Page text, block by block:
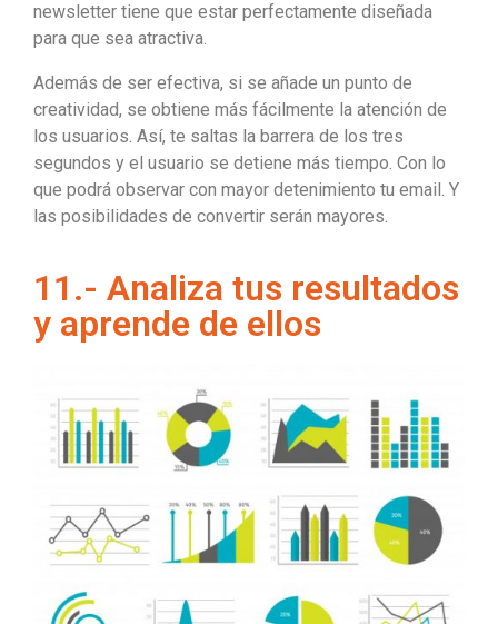
newsletter tiene que estar perfectamente diseñada
para que sea atractiva.
Además de ser efectiva, si se añade un punto de
creatividad, se obtiene más fácilmente la atención de
los usuarios. Así, te saltas la barrera de los tres
segundos y el usuario se detiene más tiempo. Con lo
que podrá observar con mayor detenimiento tu email. Y
las posibilidades de convertir serán mayores.
11.- Analiza tus resultados
y aprende de ellos